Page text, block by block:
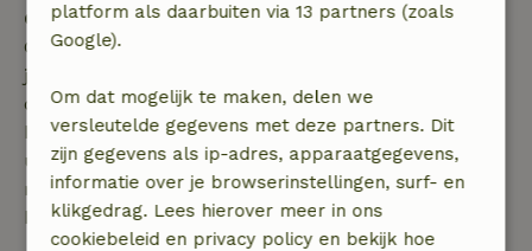
Gratis annuleren binnen 7 dagen
Gratis annuleren binnen 7 dagen na bevestiging van
je boeking, bij een boekingsaanvraag meer dan 28
dagen voor aanvang. Bij een boeking met aanvang
binnen 28 dagen geldt gratis annuleren binnen 24
uur. Bij annulering binnen gestelde periode heb je
recht op volledige terugbetaling van het
boekingsbedrag.
platform als daarbuiten via 13 partners (zoals
Google).
Om dat mogelijk te maken, delen we
versleutelde gegevens met deze partners. Dit
zijn gegevens als ip-adres, apparaatgegevens,
informatie over je browserinstellingen, surf- en
klikgedrag. Lees hierover meer in ons
cookiebeleid en privacy policy en bekijk hoe